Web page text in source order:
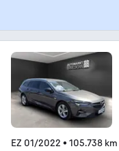
EZ 01/2022 • 105.738 km